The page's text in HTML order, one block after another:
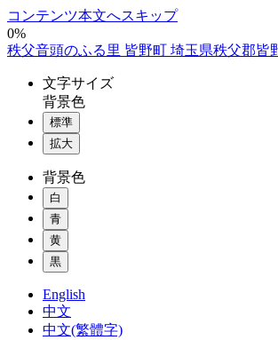
コンテンツ本文へスキップ
0%
秩父音頭のふる里 皆野町 埼玉県秩父郡皆
文字サイズ
背景色
標準
拡大
背景色
白
青
黄
黒
English
中文
中文(繁體字)